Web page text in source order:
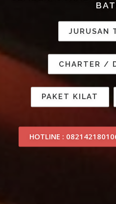
JURUSAN
CHARTER /
PAKET KILAT
HOTLINE :